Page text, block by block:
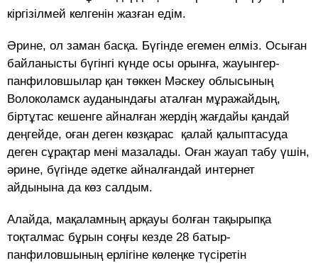
кіргізілмей келгенін жазған едім.
Әрине, ол заман басқа. Бүгінде егемен елміз. Осыған
байланысты бүгінгі күнде осы орынға, жауынгер-
панфиловшылар қан төккен Мәскеу облысының
Волоколамск ауданындағы аталған мұражайдың,
біртұтас кешенге айналған жердің жағдайы қандай
деңгейде, оған деген көзқарас қалай қалыптасуда
деген сұрақтар мені мазалады. Оған жауап табу үшін,
әрине, бүгінде әдетке айналғандай интернет
айдынына да көз салдым.
Алайда, мақаламның арқауы болған тақырыпқа
тоқталмас бұрын соңғы кезде 28 батыр-
панфиловшының ерлігіне көлеңке түсіретін